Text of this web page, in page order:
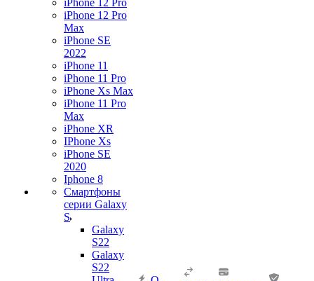
iPhone 12 Pro
iPhone 12 Pro
Max
iPhone SE
2022
iPhone 11
iPhone 11 Pro
iPhone Xs Max
iPhone 11 Pro
Max
iPhone XR
IPhone Xs
iPhone SE
2020
Iphone 8
Смартфоны
серии Galaxy
S
Galaxy
S22
Galaxy
S22